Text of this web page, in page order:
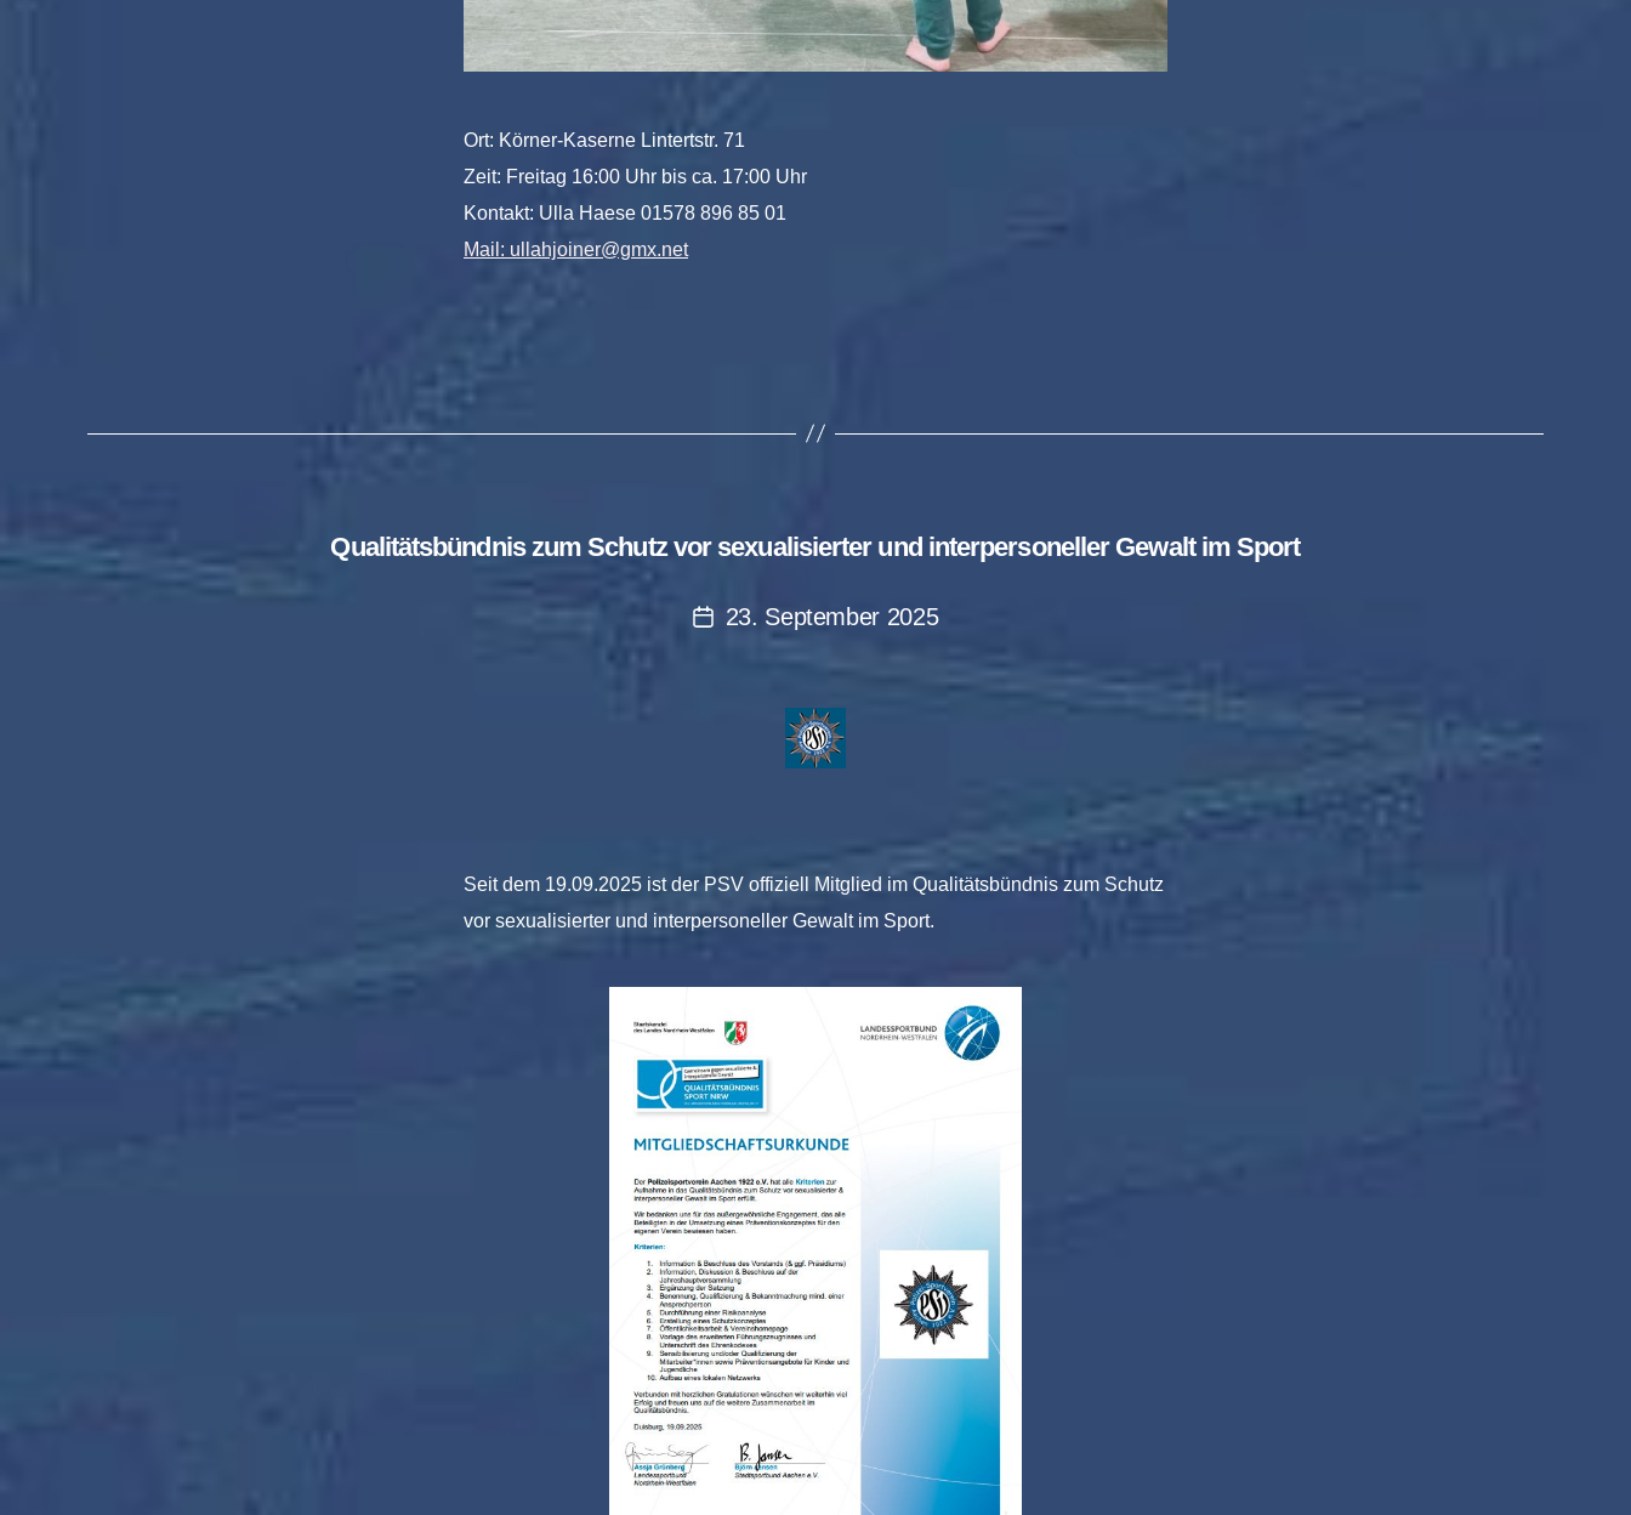
Ort: Körner-Kaserne Lintertstr. 71
Zeit: Freitag 16:00 Uhr bis ca. 17:00 Uhr
Kontakt: Ulla Haese 01578 896 85 01
Mail: ullahjoiner@gmx.net
Qualitätsbündnis zum Schutz vor sexualisierter und interpersoneller Gewalt im Sport
Post23. September 2025
Seit dem 19.09.2025 ist der PSV offiziell Mitglied im Qualitätsbündnis zum Schutz
vor sexualisierter und interpersoneller Gewalt im Sport.